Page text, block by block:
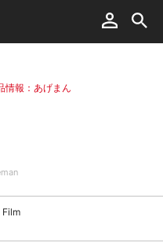
情報：あげまん
Film